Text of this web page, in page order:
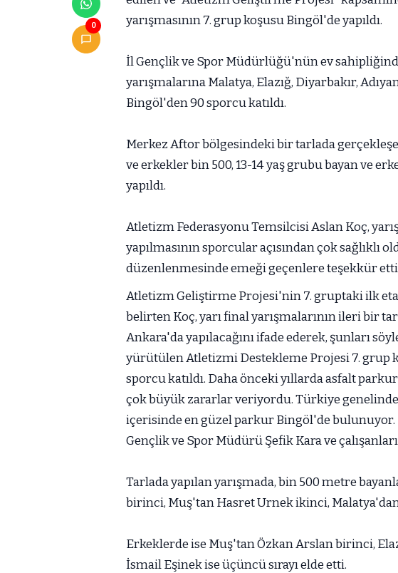
0
yarışmasının 7. grup koşusu Bingöl'de yapıldı.
İl Gençlik ve Spor Müdürlüğü'nün ev
yarışmalarına Malatya, Elazığ, Diyarbakır,
Bingöl'den 90 sporcu katıldı.
Merkez Aftor bölgesindeki bir tarlada
ve erkekler bin 500, 13-14 yaş grubu bayan ve
yapıldı.
Atletizm Federasyonu Temsilcisi Aslan Koç,
yapılmasının sporcular açısından çok sağlıklı
düzenlenmesinde emeği geçenlere teşekkür
Atletizm Geliştirme Projesi'nin 7. gruptaki ilk
belirten Koç, yarı final yarışmalarının ileri bir
Ankara'da yapılacağını ifade ederek, şunları
yürütülen Atletizmi Destekleme Projesi 7. grup
sporcu katıldı. Daha önceki yıllarda asfalt
çok büyük zararlar veriyordu. Türkiye
içerisinde en güzel parkur Bingöl'de
Gençlik ve Spor Müdürü Şefik Kara ve
Tarlada yapılan yarışmada, bin 500 metre
birinci, Muş'tan Hasret Urnek ikinci,
Erkeklerde ise Muş'tan Özkan Arslan birinci,
İsmail Eşinek ise üçüncü sırayı elde etti.